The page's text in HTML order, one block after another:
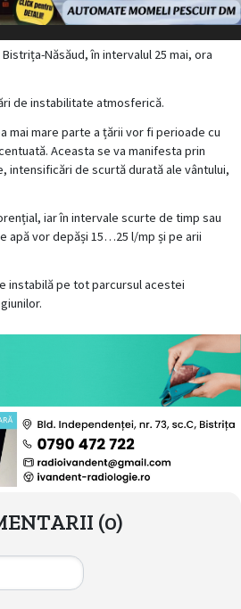
Năsăud, în intervalul 25 mai, ora
de instabilitate atmosferică.
mai mare parte a țării vor fi perioade cu
Aceasta se va manifesta prin
intensificări de scurtă durată ale vântului,
iar în intervale scurte de timp sau
apă vor depăși 15…25 l/mp și pe arii
instabilă pe tot parcursul acestei
(0)